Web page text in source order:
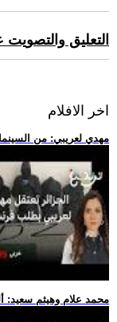
التعليق
اخر الافلام
.. مهدي لعريبي: من
.. محمد علام وهيثم سعيد: